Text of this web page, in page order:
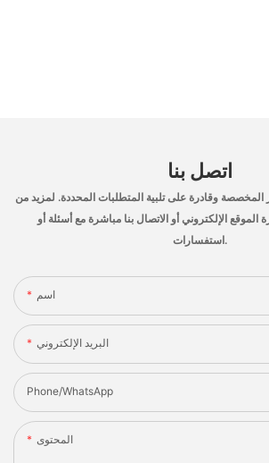
اتصل بنا
المخصصة وقادرة على تلبية المتطلبات المحددة. لمزيد من
الموقع الإلكتروني أو الاتصال بنا مباشرة مع أسئلة أو
استفسارات.
اسم
البريد الإلكتروني
Phone/whatsApp
المحتوى